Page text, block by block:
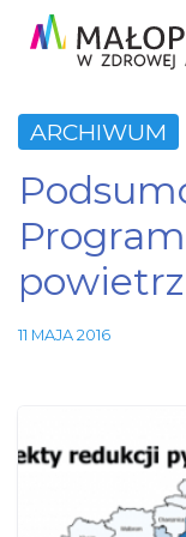
ARCHIWUM
11 MAJA 2016